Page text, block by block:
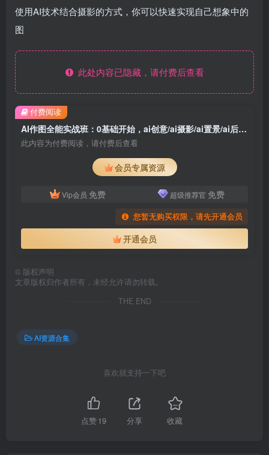
使用AI技术结合摄影的方式，你可以快速实现自己想象中的
图
此处内容已隐藏，请付费后查看
AI作图全能实战班：0基础开始，ai创意/ai摄影/ai置景/ai后期(55节 资料)
此内容为付费阅读，请付费后查看
会员专属资源
Vip会员 免费 超级推荐官 免费
您暂无购买权限，请先开通会员
开通会员
付费阅读
© 版权声明
文章版权归作者所有，未经允许请勿转载。
THE END
AI资源合集
喜欢就支持一下吧
点赞19 分享 收藏